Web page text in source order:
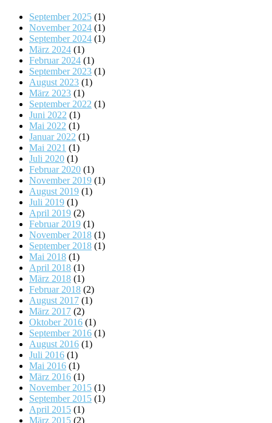
September 2025 (1)
November 2024 (1)
September 2024 (1)
März 2024 (1)
Februar 2024 (1)
September 2023 (1)
August 2023 (1)
März 2023 (1)
September 2022 (1)
Juni 2022 (1)
Mai 2022 (1)
Januar 2022 (1)
Mai 2021 (1)
Juli 2020 (1)
Februar 2020 (1)
November 2019 (1)
August 2019 (1)
Juli 2019 (1)
April 2019 (2)
Februar 2019 (1)
November 2018 (1)
September 2018 (1)
Mai 2018 (1)
April 2018 (1)
März 2018 (1)
Februar 2018 (2)
August 2017 (1)
März 2017 (2)
Oktober 2016 (1)
September 2016 (1)
August 2016 (1)
Juli 2016 (1)
Mai 2016 (1)
März 2016 (1)
November 2015 (1)
September 2015 (1)
April 2015 (1)
März 2015 (2)